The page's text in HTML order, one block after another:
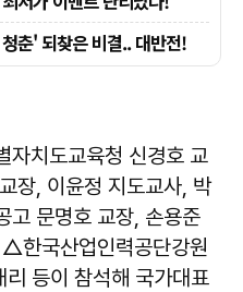
치도교육청 신경호 교
장, 이윤정 지도교사, 박
문명호 교장, 손용준
한국산업인력공단강원
등이 참석해 국가대표